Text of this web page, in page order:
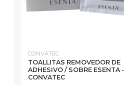
CONVATEC
TOALLITAS REMOVEDOR DE
ADHESIVO / SOBRE ESENTA -
CONVATEC